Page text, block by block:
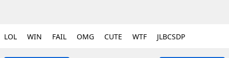
LOL WIN FAIL OMG CUTE WTF JLBCSDP